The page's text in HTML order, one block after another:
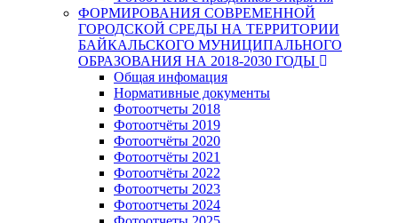
ФОРМИРОВАНИЯ СОВРЕМЕННОЙ
ГОРОДСКОЙ СРЕДЫ НА ТЕРРИТОРИИ
БАЙКАЛЬСКОГО МУНИЦИПАЛЬНОГО
ОБРАЗОВАНИЯ НА 2018-2030 ГОДЫ
Общая инфомация
Нормативные документы
Фотоотчеты 2018
Фотоотчёты 2019
Фотоотчёты 2020
Фотоотчёты 2021
Фотоотчёты 2022
Фотоотчеты 2023
Фотоотчеты 2024